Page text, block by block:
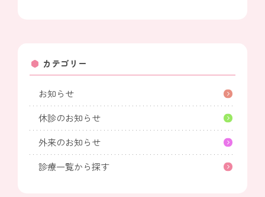
カテゴリー
お知らせ
休診のお知らせ
外来のお知らせ
診療一覧から探す